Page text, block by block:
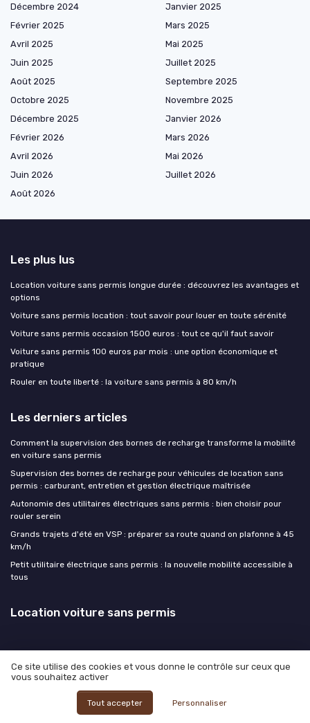
Décembre 2024
Janvier 2025
Février 2025
Mars 2025
Avril 2025
Mai 2025
Juin 2025
Juillet 2025
Août 2025
Septembre 2025
Octobre 2025
Novembre 2025
Décembre 2025
Janvier 2026
Février 2026
Mars 2026
Avril 2026
Mai 2026
Juin 2026
Juillet 2026
Août 2026
Les plus lus
Location voiture sans permis longue durée : découvrez les avantages et
options
Voiture sans permis location : tout savoir pour louer en toute sérénité
Voiture sans permis occasion 1500 euros : tout ce qu'il faut savoir
Voiture sans permis 100 euros par mois : une option économique et
pratique
Rouler en toute liberté : la voiture sans permis à 80 km/h
Les derniers articles
Comment la supervision des bornes de recharge transforme la mobilité
en voiture sans permis
Supervision des bornes de recharge pour véhicules de location sans
permis : carburant, entretien et gestion électrique maîtrisée
Autonomie des utilitaires électriques sans permis : bien choisir pour
rouler serein
Grands trajets d'été en VSP : préparer sa route quand on plafonne à 45
km/h
Petit utilitaire électrique sans permis : la nouvelle mobilité accessible à
tous
Location voiture sans permis
Mentions légales
© Location voiture sans permis 2026
Ce site utilise des cookies et vous donne le contrôle sur ceux que
vous souhaitez activer
Tout accepter Personnaliser